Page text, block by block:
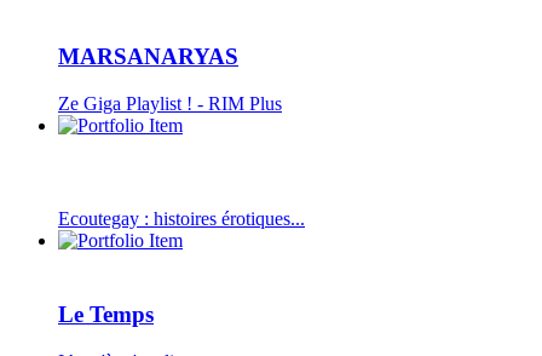
MARSANARYAS
Ze Giga Playlist ! - RIM Plus
Ecoutegay : histoires érotiques...
Le Temps